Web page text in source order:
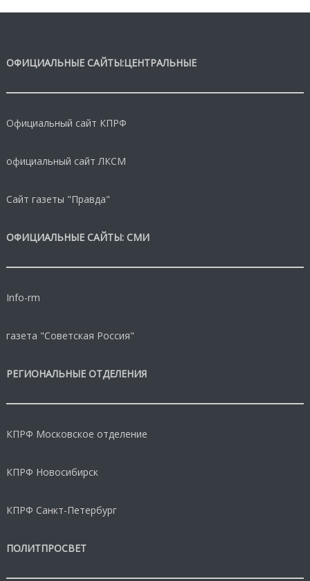
ОФИЦИАЛЬНЫЕ САЙТЫ:ЦЕНТРАЛЬНЫЕ
Официальный сайт КПРФ
официальный сайт ЛКСМ
Сайт газеты "Правда"
ОФИЦИАЛЬНЫЕ САЙТЫ: СМИ
Info-rm
газета "Советская Россия"
РЕГИОНАЛЬНЫЕ ОТДЕЛЕНИЯ
КПРФ Московское отделение
КПРФ Новосибирск
КПРФ Санкт-Петербург
ПОЛИТПРОСВЕТ